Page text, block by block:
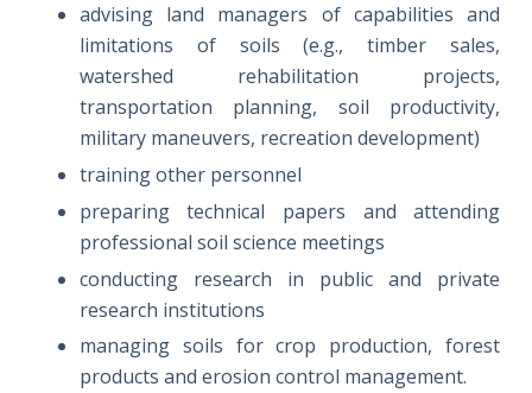
advising land managers of capabilities and
limitations of soils (e.g., timber sales,
watershed rehabilitation projects,
transportation planning, soil productivity,
military maneuvers, recreation development)
training other personnel
preparing technical papers and attending
professional soil science meetings
conducting research in public and private
research institutions
managing soils for crop production, forest
products and erosion control management.